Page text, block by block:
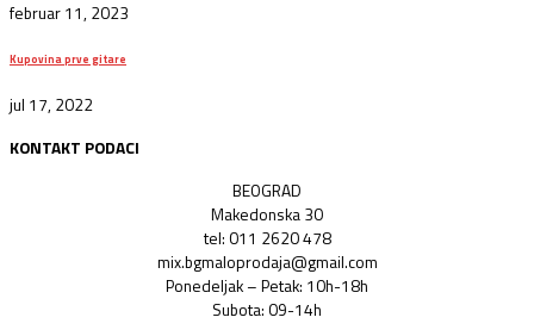
februar 11, 2023
Kupovina prve gitare
jul 17, 2022
KONTAKT PODACI
BEOGRAD
Makedonska 30
tel: 011 2620 478
mix.bgmaloprodaja@gmail.com
Ponedeljak – Petak: 10h-18h
Subota: 09-14h